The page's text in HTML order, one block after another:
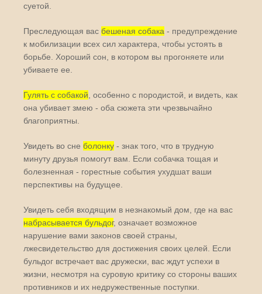
суетой.
Преследующая вас бешеная собака - предупреждение
к мобилизации всех сил характера, чтобы устоять в
борьбе. Хороший сон, в котором вы прогоняете или
убиваете ее.
Гулять с собакой , особенно с породистой, и видеть, как
она убивает змею - оба сюжета эти чрезвычайно
благоприятны.
Увидеть во сне болонку - знак того, что в трудную
минуту друзья помогут вам. Если собачка тощая и
болезненная - горестные события ухудшат ваши
перспективы на будущее.
Увидеть себя входящим в незнакомый дом, где на вас
набрасывается бульдог, означает возможное
нарушение вами законов своей страны,
лжесвидетельство для достижения своих целей. Если
бульдог встречает вас дружески, вас ждут успехи в
жизни, несмотря на суровую критику со стороны ваших
противников и их недружественные поступки.